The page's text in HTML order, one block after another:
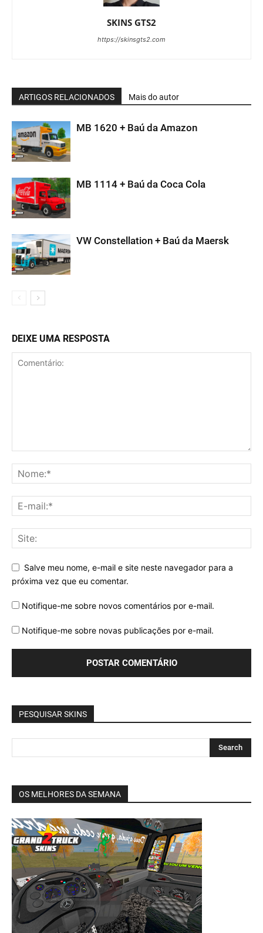
SKINS GTS2
https://skinsgts2.com
ARTIGOS RELACIONADOS Mais do autor
MB 1620 + Baú da Amazon
MB 1114 + Baú da Coca Cola
VW Constellation + Baú da Maersk
DEIXE UMA RESPOSTA
Salve meu nome, e-mail e site neste navegador para a
próxima vez que eu comentar.
Notifique-me sobre novos comentários por e-mail.
Notifique-me sobre novas publicações por e-mail.
PESQUISAR SKINS
OS MELHORES DA SEMANA